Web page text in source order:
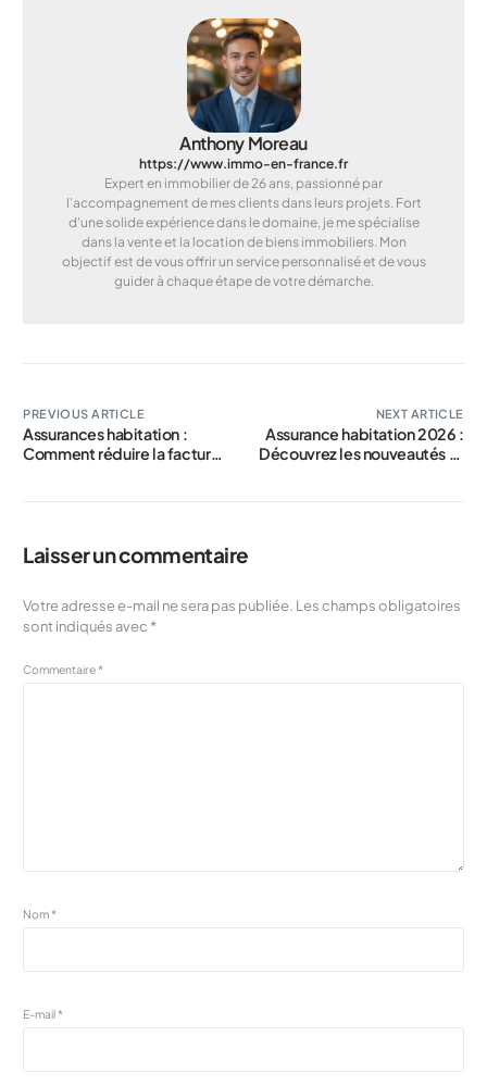
Anthony Moreau
https://www.immo-en-france.fr
Expert en immobilier de 26 ans, passionné par
l'accompagnement de mes clients dans leurs projets. Fort
d'une solide expérience dans le domaine, je me spécialise
dans la vente et la location de biens immobiliers. Mon
objectif est de vous offrir un service personnalisé et de vous
guider à chaque étape de votre démarche.
PREVIOUS ARTICLE
Assurances habitation :
Comment réduire la facture
NEXT ARTICLE
Assurance habitation 2026 :
Découvrez les nouveautés et
Laisser un commentaire
Votre adresse e-mail ne sera pas publiée. Les champs obligatoires
sont indiqués avec *
Commentaire*
Nom*
E-mail*